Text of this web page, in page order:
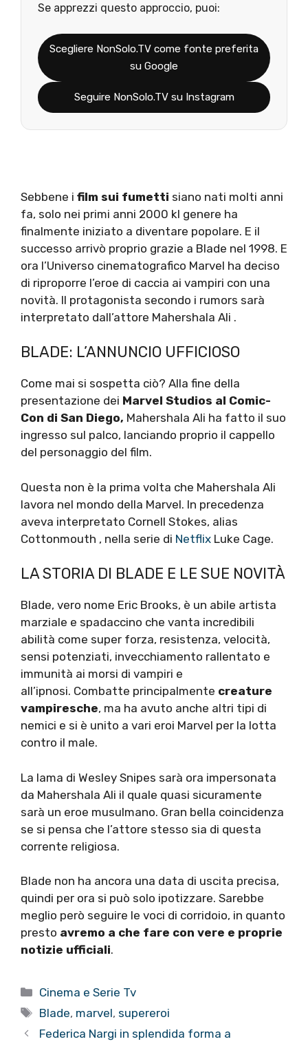
Se apprezzi questo approccio, puoi:
Scegliere NonSolo.TV come fonte preferita
su Google
Seguire NonSolo.TV su Instagram
Sebbene i film sui fumetti siano nati molti anni
fa, solo nei primi anni 2000 kl genere ha
finalmente iniziato a diventare popolare. E il
successo arrivò proprio grazie a Blade nel 1998. E
ora l’Universo cinematografico Marvel ha deciso
di riproporre l’eroe di caccia ai vampiri con una
novità. Il protagonista secondo i rumors sarà
interpretato dall’attore Mahershala Ali .
BLADE: L’ANNUNCIO UFFICIOSO
Come mai si sospetta ciò? Alla fine della
presentazione dei Marvel Studios al Comic-
Con di San Diego, Mahershala Ali ha fatto il suo
ingresso sul palco, lanciando proprio il cappello
del personaggio del film.
Questa non è la prima volta che Mahershala Ali
lavora nel mondo della Marvel. In precedenza
aveva interpretato Cornell Stokes, alias
Cottonmouth , nella serie di Netflix Luke Cage.
LA STORIA DI BLADE E LE SUE NOVITÀ
Blade, vero nome Eric Brooks, è un abile artista
marziale e spadaccino che vanta incredibili
abilità come super forza, resistenza, velocità,
sensi potenziati, invecchiamento rallentato e
immunità ai morsi di vampiri e
all’ipnosi. Combatte principalmente creature
vampiresche, ma ha avuto anche altri tipi di
nemici e si è unito a vari eroi Marvel per la lotta
contro il male.
La lama di Wesley Snipes sarà ora impersonata
da Mahershala Ali il quale quasi sicuramente
sarà un eroe musulmano. Gran bella coincidenza
se si pensa che l’attore stesso sia di questa
corrente religiosa.
Blade non ha ancora una data di uscita precisa,
quindi per ora si può solo ipotizzare. Sarebbe
meglio però seguire le voci di corridoio, in quanto
presto avremo a che fare con vere e proprie
notizie ufficiali.
Categorie
Cinema e Serie Tv
Tag
Blade, marvel, supereroi
Federica Nargi in splendida forma a